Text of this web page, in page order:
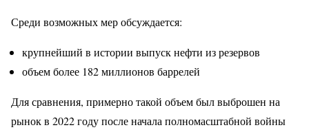
Среди возможных мер обсуждается:
крупнейший в истории выпуск нефти из резервов
объем более 182 миллионов баррелей
Для сравнения, примерно такой объем был выброшен на
рынок в 2022 году после начала полномасштабной войны